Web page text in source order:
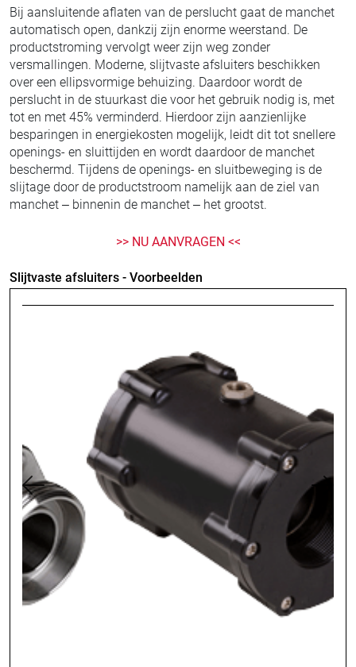
Bij aansluitende aflaten van de perslucht gaat de manchet
automatisch open, dankzij zijn enorme weerstand. De
productstroming vervolgt weer zijn weg zonder
versmallingen. Moderne, slijtvaste afsluiters beschikken
over een ellipsvormige behuizing. Daardoor wordt de
perslucht in de stuurkast die voor het gebruik nodig is, met
tot en met 45% verminderd. Hierdoor zijn aanzienlijke
besparingen in energiekosten mogelijk, leidt dit tot snellere
openings- en sluittijden en wordt daardoor de manchet
beschermd. Tijdens de openings- en sluitbeweging is de
slijtage door de productstroom namelijk aan de ziel van
manchet – binnenin de manchet – het grootst.
>> NU AANVRAGEN <<
Slijtvaste afsluiters - Voorbeelden